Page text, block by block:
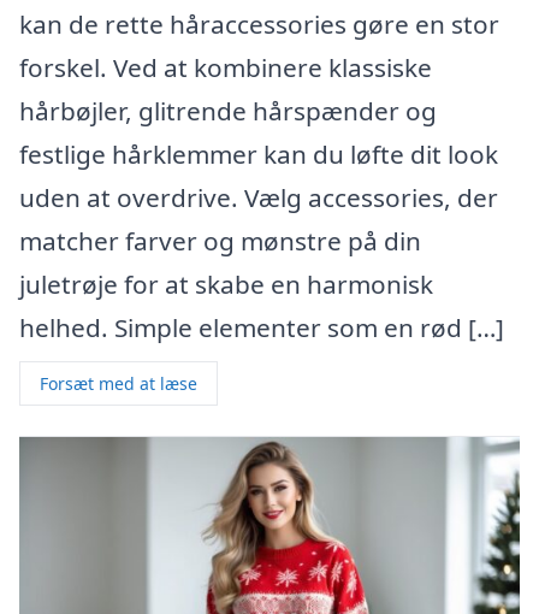
kan de rette håraccessories gøre en stor
forskel. Ved at kombinere klassiske
hårbøjler, glitrende hårspænder og
festlige hårklemmer kan du løfte dit look
uden at overdrive. Vælg accessories, der
matcher farver og mønstre på din
juletrøje for at skabe en harmonisk
helhed. Simple elementer som en rød […]
Forsæt med at læse